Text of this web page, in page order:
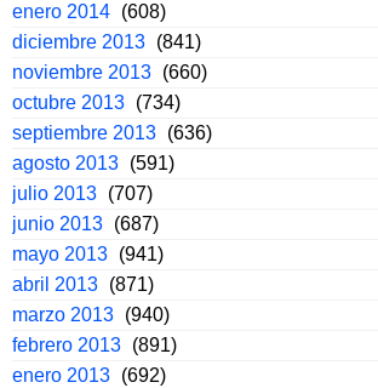
enero 2014 (608)
diciembre 2013 (841)
noviembre 2013 (660)
octubre 2013 (734)
septiembre 2013 (636)
agosto 2013 (591)
julio 2013 (707)
junio 2013 (687)
mayo 2013 (941)
abril 2013 (871)
marzo 2013 (940)
febrero 2013 (891)
enero 2013 (692)